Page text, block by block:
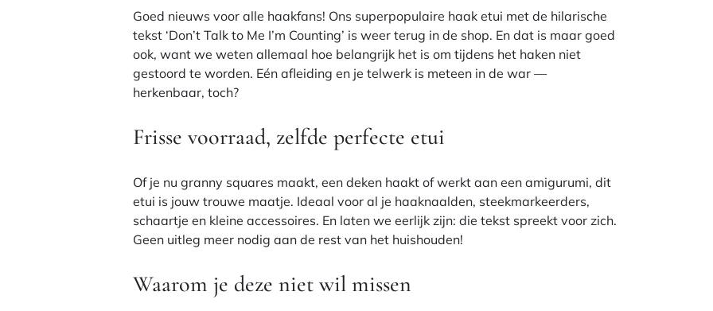
Goed nieuws voor alle haakfans! Ons superpopulaire haak etui met de hilarische
tekst ‘Don’t Talk to Me I’m Counting’ is weer terug in de shop. En dat is maar goed
ook, want we weten allemaal hoe belangrijk het is om tijdens het haken niet
gestoord te worden. Eén afleiding en je telwerk is meteen in de war —
herkenbaar, toch?
Frisse voorraad, zelfde perfecte etui
Of je nu granny squares maakt, een deken haakt of werkt aan een amigurumi, dit
etui is jouw trouwe maatje. Ideaal voor al je haaknaalden, steekmarkeerders,
schaartje en kleine accessoires. En laten we eerlijk zijn: die tekst spreekt voor zich.
Geen uitleg meer nodig aan de rest van het huishouden!
Waarom je deze niet wil missen